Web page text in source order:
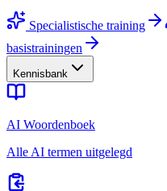
Specialistische training
basistrainingen
Kennisbank
AI Woordenboek
Alle AI termen uitgelegd